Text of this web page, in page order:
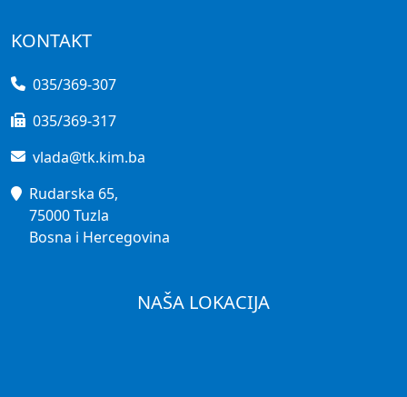
KONTAKT
035/369-307
035/369-317
vlada@tk.kim.ba
Rudarska 65,
75000 Tuzla
Bosna i Hercegovina
NAŠA LOKACIJA